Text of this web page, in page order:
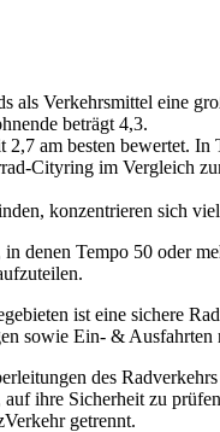
als Verkehrsmittel eine
beträgt 4,3.
am besten bewertet.
Cityring im
konzentrieren sich
denen Tempo 50 oder
ist eine sichere
sowie Ein- & Ausfahrten
des
ihre Sicherheit zu
getrennt.